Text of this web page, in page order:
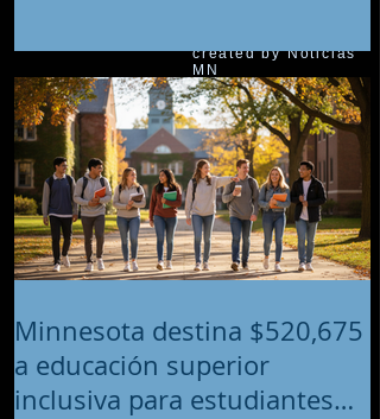
created by Noticias
MN
Minnesota destina $520,675
a educación superior
inclusiva para estudiantes